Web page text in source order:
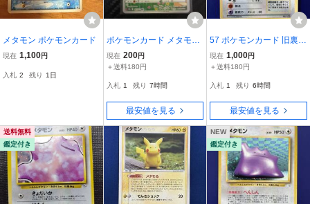
メタモン ポケモンカード
現在 1,100円
入札 2 残り 1日
ポケモンカード メタモン
AR 197/172 VSTARユニ
バース s12a ポケカ
現在 200円
＋送料180円
入札 1 残り 7時間
最安値を見る
57 ポケモンカード 旧裏
メタモン LV.15 HP40 拡
張シート【赤版】
現在 1,000円
＋送料180円
入札 1 残り 6時間
最安値を見る
送料無料
鑑定付き
NEW
鑑定付き